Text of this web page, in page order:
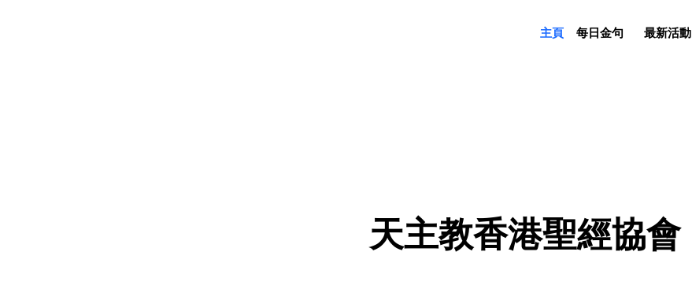
主頁 每日金句 最新活動
天主教香港聖經協會